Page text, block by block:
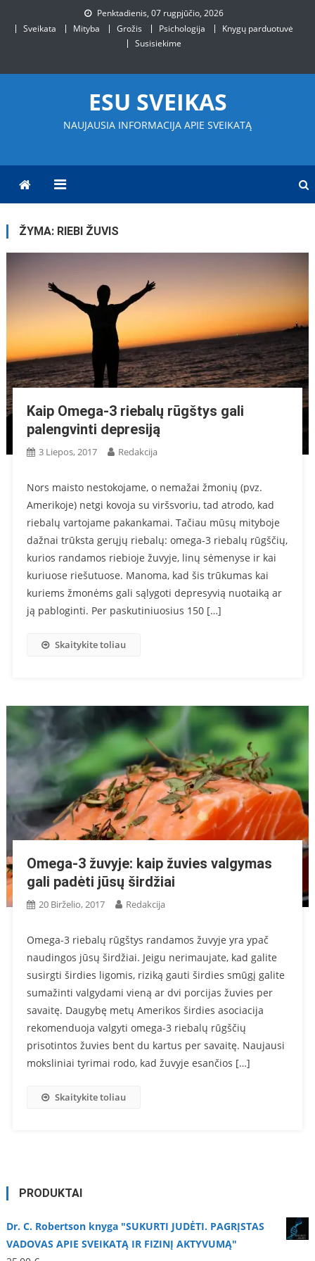
Penktadienis, 07 rugpjūčio, 2026
Sveikata
Mityba Grožis Psichologija
Knygų parduotuvė
Susisiekime
ESU SVEIKAS
NAUJAUSIA INFORMACIJA APIE SVEIKATĄ
ŽYMA: RIEBI ŽUVIS
Kaip Omega-3 riebalų rūgštys gali
palengvinti depresiją
3 Liepos, 2017 Redakcija
Nors maisto nestokojame, o nemažai žmonių (pvz.
Amerikoje) netgi kovoja su viršsvoriu, tad atrodo, kad
riebalų vartojame pakankamai. Tačiau mūsų mityboje
dažnai trūksta gerųjų riebalų: omega-3 riebalų rūgščių,
kurios randamos riebioje žuvyje, linų sėmenyse ir kai
kuriuose riešutuose. Manoma, kad šis trūkumas kai
kuriems žmonėms gali sąlygoti depresyvią nuotaiką ar
ją pabloginti. Per paskutiniuosius 150 […]
Skaitykite toliau
Omega-3 žuvyje: kaip žuvies valgymas
gali padėti jūsų širdžiai
20 Birželio, 2017 Redakcija
Omega-3 riebalų rūgštys randamos žuvyje yra ypač
naudingos jūsų širdžiai. Jeigu nerimaujate, kad galite
susirgti širdies ligomis, riziką gauti širdies smūgį galite
sumažinti valgydami vieną ar dvi porcijas žuvies per
savaitę. Daugybę metų Amerikos širdies asociacija
rekomenduoja valgyti omega-3 riebalų rūgščių
prisotintos žuvies bent du kartus per savaitę. Naujausi
moksliniai tyrimai rodo, kad žuvyje esančios […]
Skaitykite toliau
PRODUKTAI
Dr. C. Robertson knyga "SUKURTI JUDĖTI. PAGRĮSTAS
VADOVAS APIE SVEIKATĄ IR FIZINĮ AKTYVUMĄ"